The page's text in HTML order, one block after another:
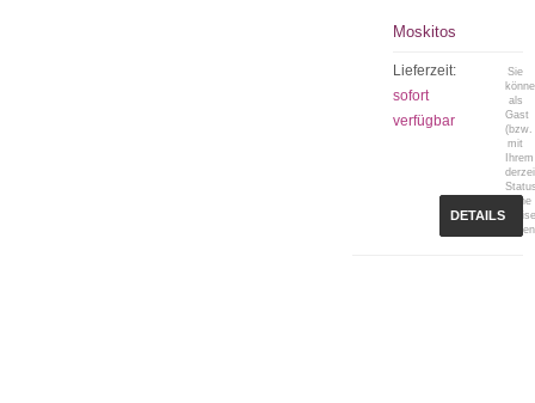
Moskitos
Lieferzeit:
sofort
verfügbar
Sie
als
Gast
(bzw.
mit
Ihrem
keine
DETAILS